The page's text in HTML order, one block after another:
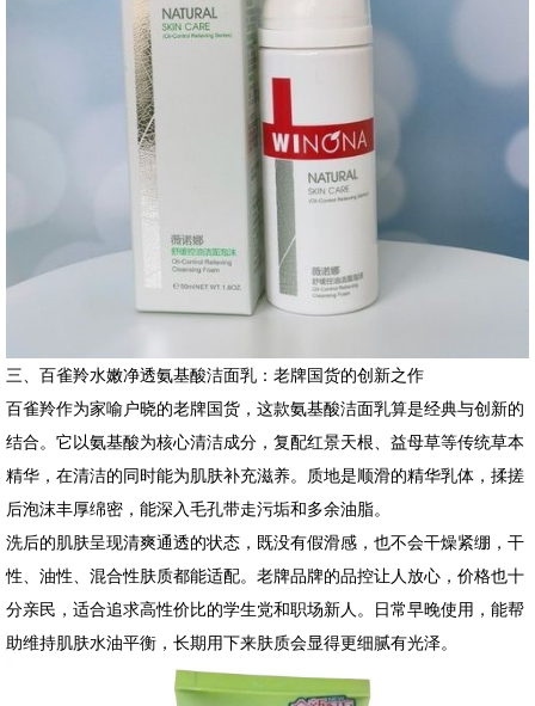
三、百雀羚水嫩净透氨基酸洁面乳：老牌国货的创新之作
百雀羚作为家喻户晓的老牌国货，这款氨基酸洁面乳算是经典与创新的
结合。它以氨基酸为核心清洁成分，复配红景天根、益母草等传统草本
精华，在清洁的同时能为肌肤补充滋养。质地是顺滑的精华乳体，揉搓
后泡沫丰厚绵密，能深入毛孔带走污垢和多余油脂。
洗后的肌肤呈现清爽通透的状态，既没有假滑感，也不会干燥紧绷，干
性、油性、混合性肤质都能适配。老牌品牌的品控让人放心，价格也十
分亲民，适合追求高性价比的学生党和职场新人。日常早晚使用，能帮
助维持肌肤水油平衡，长期用下来肤质会显得更细腻有光泽。